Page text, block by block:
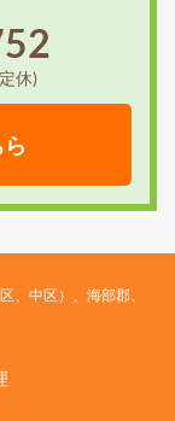
休)
、中区）、海部郡、